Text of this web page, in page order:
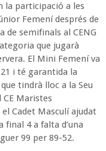
la participació a les
Femení després de
semifinals al CENG
que jugarà
El Mini Femení va
i té garantida la
tindrà lloc a la Seu
CE Maristes
Cadet Masculí ajudat
4 a falta d’una
99 per 89-52.